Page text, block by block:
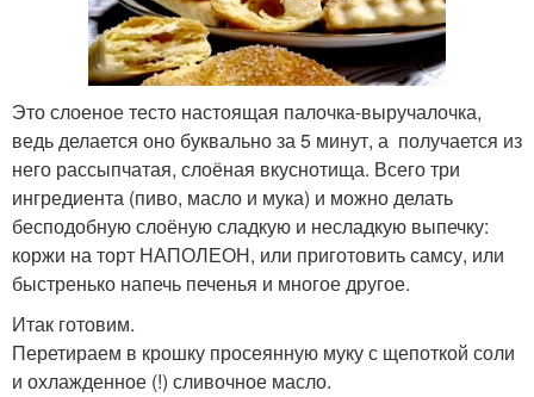
Это слоеное тесто настоящая палочка-выручалочка,
ведь делается оно буквально за 5 минут, а получается из
него рассыпчатая, слоёная вкуснотища. Всего три
ингредиента (пиво, масло и мука) и можно делать
бесподобную слоёную сладкую и несладкую выпечку:
коржи на торт НАПОЛЕОН, или приготовить самсу, или
быстренько напечь печенья и многое другое.
Итак готовим.
Перетираем в крошку просеянную муку с щепоткой соли
и охлажденное (!) сливочное масло.